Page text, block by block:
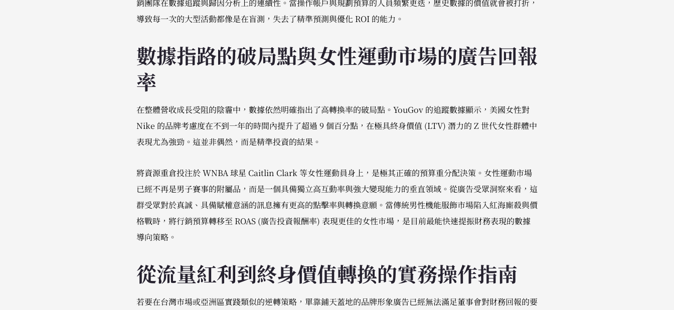
銷團隊在數據追蹤與歸因分析上的連續性。當操作帳戶與規劃預算的人員頻繁更迭，歷史數據的價值就會被打折，
導致每一次的大型活動都像是在盲測，失去了精準預測與優化 ROI 的能力。
數據指路的破局點與女性運動市場的廣告回報
率
在整體營收成長受阻的陰霾中，數據依然明確指出了高轉換率的破局點。YouGov 的追蹤數據顯示，美國女性對
Nike 的品牌考慮度在不到一年的時間內提升了超過 9 個百分點，在極具終身價值 (LTV) 潛力的 Z 世代女性群體中
表現尤為強勁。這並非偶然，而是精準投資的結果。
將資源重倉投注於 WNBA 球星 Caitlin Clark 等女性運動員身上，是極其正確的預算重分配決策。女性運動市場
已經不再是男子賽事的附屬品，而是一個具備獨立高互動率與強大變現能力的垂直領域。從廣告受眾洞察來看，這
群受眾對於真誠、具備賦權意涵的訊息擁有更高的點擊率與轉換意願。當傳統男性機能服飾市場陷入紅海廝殺與價
格戰時，將行銷預算轉移至 ROAS (廣告投資報酬率) 表現更佳的女性市場，是目前最能快速提振財務表現的數據
導向策略。
從流量紅利到終身價值轉換的實務操作指南
若要在台灣市場或亞洲區實踐類似的逆轉策略，單靠鋪天蓋地的品牌形象廣告已經無法滿足董事會對財務回報的要